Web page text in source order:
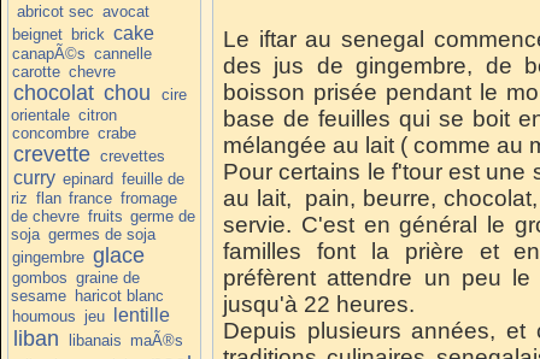
abricot sec avocat
beignet brick cake
canapÃ©s cannelle
carotte chevre
chocolat chou
cire
orientale citron
concombre crabe
crevette crevettes
curry epinard feuille de
riz flan france fromage
de chevre fruits germe de
soja germes de soja
gingembre glace
gombos graine de
sesame haricot blanc
houmous jeu lentille
liban libanais maÃ®s
Le iftar au senegal
des jus de gingembre, de
boisson prisée pendant le
base de feuilles qui se boit
mélangée au lait ( comme au
Pour certains le f'tour est une
au lait, pain, beurre,
servie. C'est en général le
familles font la prière et
préfèrent attendre un peu
jusqu'à 22 heures.
Depuis plusieurs années,